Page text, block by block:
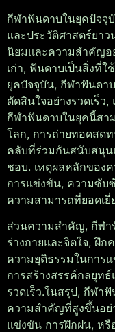
กีฬาฟันดาบในยุคปัจจุ
และประวัติศาสตร์ยา
นิยมและความสำคัญอ
เก่า, ฟันดาบเป็นสิ่งที่
ยุคปัจจุบัน, กีฬาฟันดา
ตัดสินใจอย่างรวดเร็ว
กีฬาฟันดาบในยุคนี้สา
โลก, การถ่ายทอดสด
คลับที่ร่วมกันสนับสนุน
ชอบ. เหตุผลหลักของ
การแข่งขัน, ความซับ
ความสามารถที่ยอดเ
ส่วนความสำคัญ, กีฬา
ร่างกายและจิตใจ, ฝึ
ความยุติธรรมในการ
การสร้างสรรค์กลยุท
รวดเร็ว.ในสรุป, กีฬา
ความสำคัญที่สูงขึ้นอย่
แข่งขัน การฝึกฝน, ห